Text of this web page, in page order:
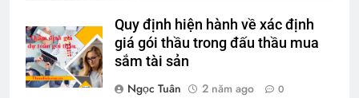
Quy định hiện hành về xác định
giá gói thầu trong đấu thầu mua
sắm tài sản
Ngọc Tuân
2 năm ago 0